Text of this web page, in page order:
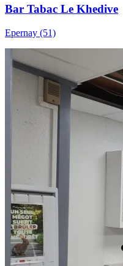
Bar Tabac Le Khedive
Epernay (51)